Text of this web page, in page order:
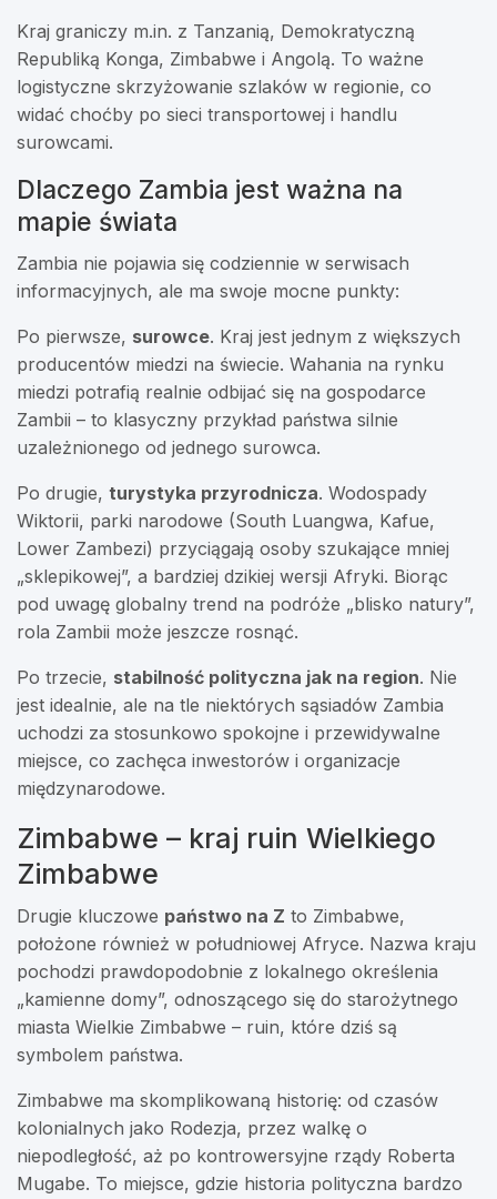
Kraj graniczy m.in. z Tanzanią, Demokratyczną
Republiką Konga, Zimbabwe i Angolą. To ważne
logistyczne skrzyżowanie szlaków w regionie, co
widać choćby po sieci transportowej i handlu
surowcami.
Dlaczego Zambia jest ważna na
mapie świata
Zambia nie pojawia się codziennie w serwisach
informacyjnych, ale ma swoje mocne punkty:
Po pierwsze, surowce. Kraj jest jednym z większych
producentów miedzi na świecie. Wahania na rynku
miedzi potrafią realnie odbijać się na gospodarce
Zambii – to klasyczny przykład państwa silnie
uzależnionego od jednego surowca.
Po drugie, turystyka przyrodnicza. Wodospady
Wiktorii, parki narodowe (South Luangwa, Kafue,
Lower Zambezi) przyciągają osoby szukające mniej
„sklepikowej”, a bardziej dzikiej wersji Afryki. Biorąc
pod uwagę globalny trend na podróże „blisko natury”,
rola Zambii może jeszcze rosnąć.
Po trzecie, stabilność polityczna jak na region. Nie
jest idealnie, ale na tle niektórych sąsiadów Zambia
uchodzi za stosunkowo spokojne i przewidywalne
miejsce, co zachęca inwestorów i organizacje
międzynarodowe.
Zimbabwe – kraj ruin Wielkiego
Zimbabwe
Drugie kluczowe państwo na Z to Zimbabwe,
położone również w południowej Afryce. Nazwa kraju
pochodzi prawdopodobnie z lokalnego określenia
„kamienne domy”, odnoszącego się do starożytnego
miasta Wielkie Zimbabwe – ruin, które dziś są
symbolem państwa.
Zimbabwe ma skomplikowaną historię: od czasów
kolonialnych jako Rodezja, przez walkę o
niepodległość, aż po kontrowersyjne rządy Roberta
Mugabe. To miejsce, gdzie historia polityczna bardzo